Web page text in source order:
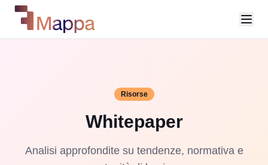
Risorse
Whitepaper
Analisi approfondite su tendenze, normativa e